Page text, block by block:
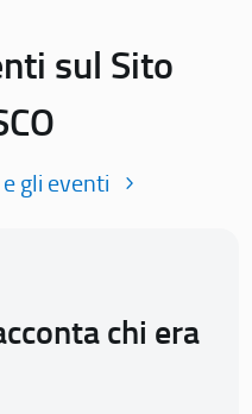
sul Sito
gli eventi
chi era